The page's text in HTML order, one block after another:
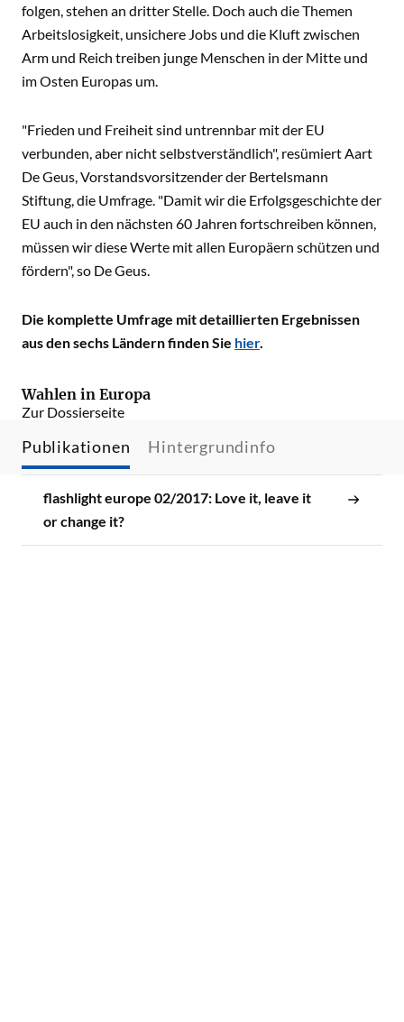
folgen, stehen an dritter Stelle. Doch auch die Themen
Arbeitslosigkeit, unsichere Jobs und die Kluft zwischen
Arm und Reich treiben junge Menschen in der Mitte und
im Osten Europas um.
"Frieden und Freiheit sind untrennbar mit der EU
verbunden, aber nicht selbstverständlich", resümiert Aart
De Geus, Vorstandsvorsitzender der Bertelsmann
Stiftung, die Umfrage. "Damit wir die Erfolgsgeschichte der
EU auch in den nächsten 60 Jahren fortschreiben können,
müssen wir diese Werte mit allen Europäern schützen und
fördern", so De Geus.
Die komplette Umfrage mit detaillierten Ergebnissen
aus den sechs Ländern finden Sie hier.
Wahlen in Europa
Zur Dossierseite
Publikationen Hintergrundinfo
flashlight europe 02/2017: Love it, leave it
or change it?